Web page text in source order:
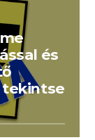
és
tekintse